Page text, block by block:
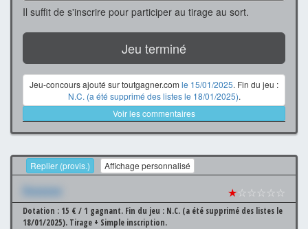
Il suffit de s'inscrire pour participer au tirage au sort.
Jeu terminé
Jeu-concours ajouté sur toutgagner.com le 15/01/2025. Fin du jeu :
N.C. (a été supprimé des listes le 18/01/2025).
Voir les commentaires
Replier (provis.) Affichage personnalisé
Xxxxxxx ★☆☆☆☆☆
Dotation : 15 € / 1 gagnant. Fin du jeu : N.C. (a été supprimé des listes le
18/01/2025). Tirage + Simple inscription.